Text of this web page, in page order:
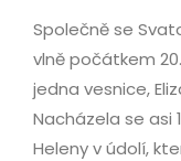
Společně se
vlně počátkem
jedna vesnice,
Nacházela se asi
Heleny v údolí,